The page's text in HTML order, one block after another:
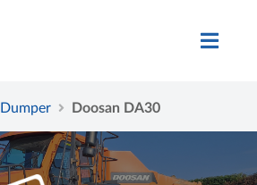
Dumper Doosan DA30